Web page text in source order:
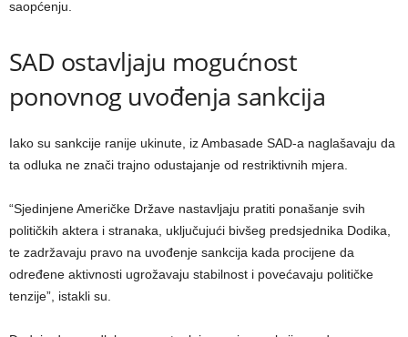
saopćenju.
SAD ostavljaju mogućnost
ponovnog uvođenja sankcija
Iako su sankcije ranije ukinute, iz Ambasade SAD-a naglašavaju da
ta odluka ne znači trajno odustajanje od restriktivnih mjera.
“Sjedinjene Američke Države nastavljaju pratiti ponašanje svih
političkih aktera i stranaka, uključujući bivšeg predsjednika Dodika,
te zadržavaju pravo na uvođenje sankcija kada procijene da
određene aktivnosti ugrožavaju stabilnost i povećavaju političke
tenzije”, istakli su.